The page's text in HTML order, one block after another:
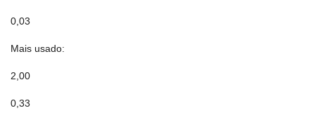
0,03
Mais usado:
2,00
0,33